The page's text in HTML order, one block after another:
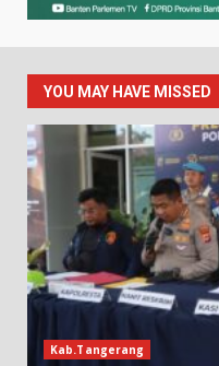
YOU MAY HAVE MISSED
Kab.Tangerang